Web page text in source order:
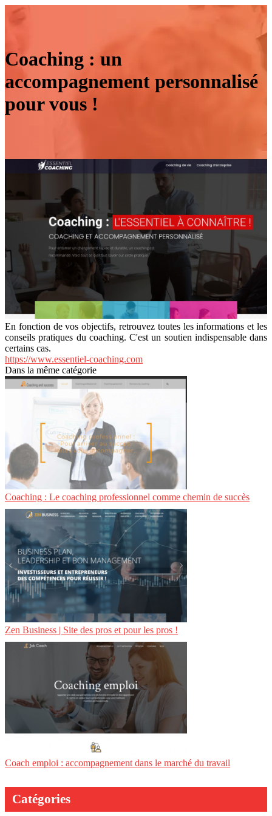
Coaching : un
accompagnement personnalisé
pour vous !
En fonction de vos objectifs, retrouvez toutes les informations et les
conseils pratiques du coaching. C'est un soutien indispensable dans
certains cas.
https://www.essentiel-coaching.com
Dans la même catégorie
Coaching : Le coaching professionnel comme chemin de succès
Zen Business | Site des pros et pour les pros !
Coach emploi : accompagnement dans le marché du travail
Catégories